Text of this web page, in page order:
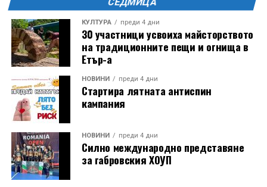
Предстои изработването на два идейни проекта,
които ще бъдат представени и обсъдени с
обществеността. След тази фаза ще започне
подготовката на работния проект, включващ
техническите решения и детайлите за реализация.
Изборът на изпълнител и ясната визия за развитие
поставят на фокус една от най-значимите градски
трансформации през последните години –
създаването на модерен, устойчив и жив градски
пазар, който да бъде притегателно място за
търговия, култура, социални контакти и градски
живот.
КУЛТУРА преди 4 дни
30 участници усвоиха майсторството
на традиционните пещи и огнища в
Етър-а
НОВИНИ преди 4 дни
Стартира лятната антиспин
кампания
НОВИНИ преди 4 дни
Силно международно представяне
за габровския ХОУП